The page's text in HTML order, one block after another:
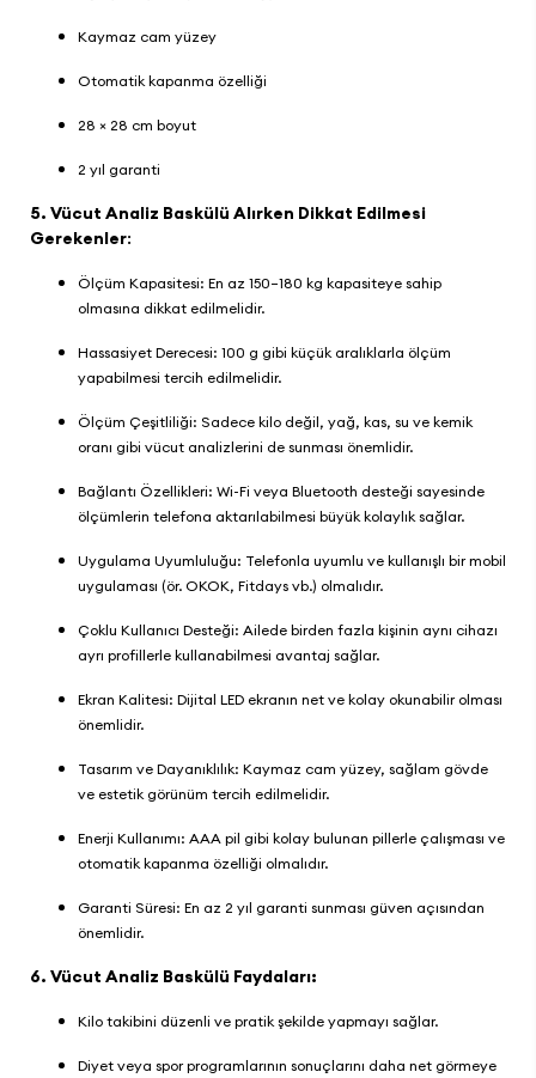
Kaymaz cam yüzey
Otomatik kapanma özelliği
28 × 28 cm boyut
2 yıl garanti
5. Vücut Analiz Baskülü Alırken Dikkat Edilmesi
Gerekenler:
Ölçüm Kapasitesi: En az 150–180 kg kapasiteye sahip
olmasına dikkat edilmelidir.
Hassasiyet Derecesi: 100 g gibi küçük aralıklarla ölçüm
yapabilmesi tercih edilmelidir.
Ölçüm Çeşitliliği: Sadece kilo değil, yağ, kas, su ve kemik
oranı gibi vücut analizlerini de sunması önemlidir.
Bağlantı Özellikleri: Wi-Fi veya Bluetooth desteği sayesinde
ölçümlerin telefona aktarılabilmesi büyük kolaylık sağlar.
Uygulama Uyumluluğu: Telefonla uyumlu ve kullanışlı bir mobil
uygulaması (ör. OKOK, Fitdays vb.) olmalıdır.
Çoklu Kullanıcı Desteği: Ailede birden fazla kişinin aynı cihazı
ayrı profillerle kullanabilmesi avantaj sağlar.
Ekran Kalitesi: Dijital LED ekranın net ve kolay okunabilir olması
önemlidir.
Tasarım ve Dayanıklılık: Kaymaz cam yüzey, sağlam gövde
ve estetik görünüm tercih edilmelidir.
Enerji Kullanımı: AAA pil gibi kolay bulunan pillerle çalışması ve
otomatik kapanma özelliği olmalıdır.
Garanti Süresi: En az 2 yıl garanti sunması güven açısından
önemlidir.
6. Vücut Analiz Baskülü Faydaları:
Kilo takibini düzenli ve pratik şekilde yapmayı sağlar.
Diyet veya spor programlarının sonuçlarını daha net görmeye